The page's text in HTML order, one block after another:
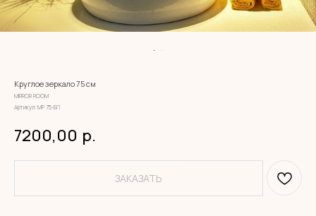
Круглое зеркало 75 см
MIRROR ROOM
Артикул:МР 75-БП
7200,00 р.
ЗАКАЗАТЬ